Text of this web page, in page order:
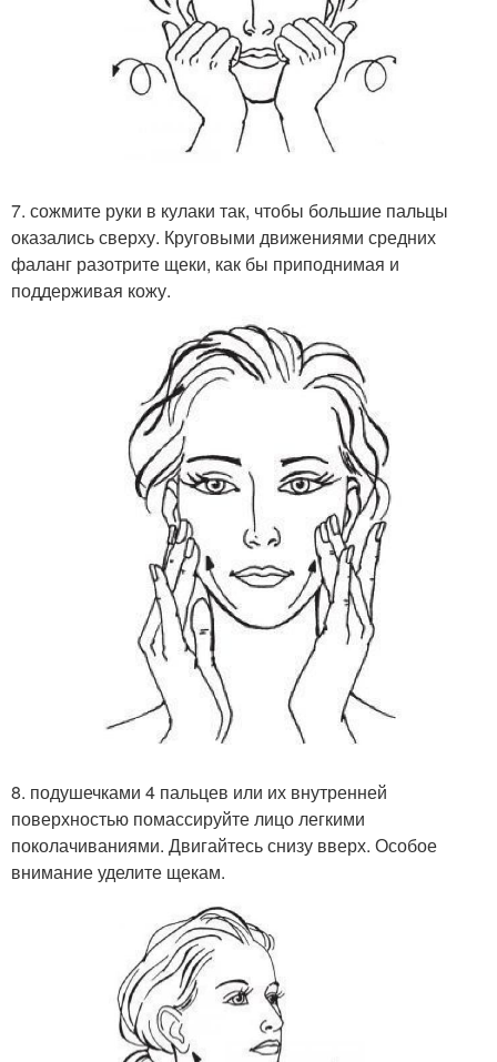
7. сожмите руки в кулаки так, чтобы большие пальцы
оказались сверху. Круговыми движениями средних
фаланг разотрите щеки, как бы приподнимая и
поддерживая кожу.
8. подушечками 4 пальцев или их внутренней
поверхностью помассируйте лицо легкими
поколачиваниями. Двигайтесь снизу вверх. Особое
внимание уделите щекам.